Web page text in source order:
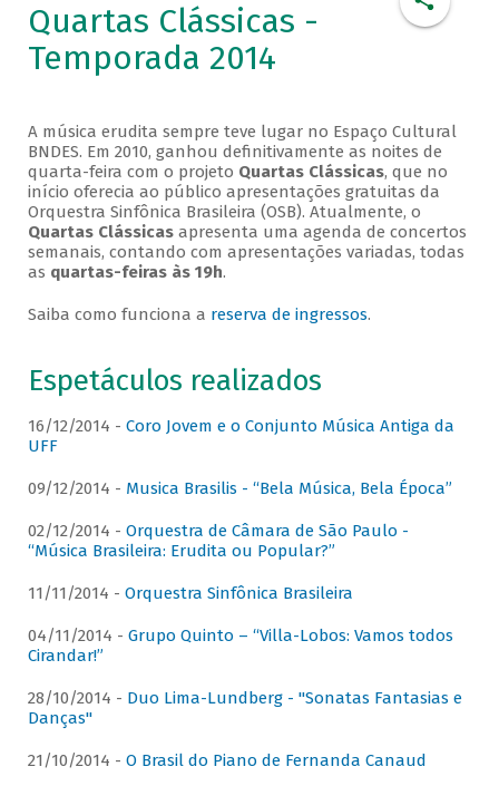
Quartas Clássicas -
Temporada 2014
A música erudita sempre teve lugar no Espaço Cultural
BNDES. Em 2010, ganhou definitivamente as noites de
quarta-feira com o projeto Quartas Clássicas, que no
início oferecia ao público apresentações gratuitas da
Orquestra Sinfônica Brasileira (OSB). Atualmente, o
Quartas Clássicasapresenta uma agenda de concertos
semanais, contando com apresentações variadas, todas
as quartas-feiras às 19h.
Saiba como funciona a reserva de ingressos.
Espetáculos realizados
16/12/2014 - Coro Jovem e o Conjunto Música Antiga da
UFF
09/12/2014 - Musica Brasilis - “Bela Música, Bela Época”
02/12/2014 - Orquestra de Câmara de São Paulo -
“Música Brasileira: Erudita ou Popular?”
11/11/2014 - Orquestra Sinfônica Brasileira
04/11/2014 - Grupo Quinto – “Villa-Lobos: Vamos todos
Cirandar!”
28/10/2014 - Duo Lima-Lundberg - "Sonatas Fantasias e
Danças"
21/10/2014 - O Brasil do Piano de Fernanda Canaud